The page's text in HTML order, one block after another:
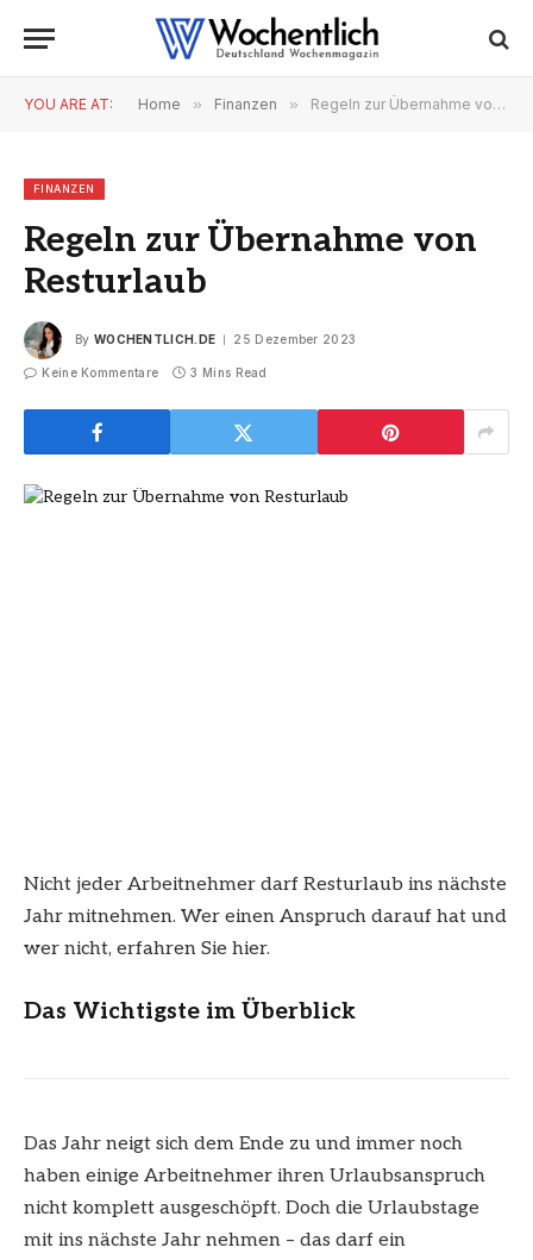
YOU ARE AT: Home » Finanzen » Regeln zur Übernahme von Resturlaub
FINANZEN
Regeln zur Übernahme von
Resturlaub
By WOCHENTLICH.DE 25 Dezember 2023
Keine Kommentare 3 Mins Read
Nicht jeder Arbeitnehmer darf Resturlaub ins nächste
Jahr mitnehmen. Wer einen Anspruch darauf hat und
wer nicht, erfahren Sie hier.
Das Wichtigste im Überblick
Das Jahr neigt sich dem Ende zu und immer noch
haben einige Arbeitnehmer ihren Urlaubsanspruch
nicht komplett ausgeschöpft. Doch die Urlaubstage
mit ins nächste Jahr nehmen – das darf ein